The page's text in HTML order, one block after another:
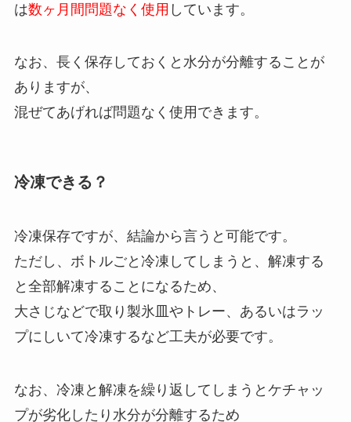
は数ヶ月間問題なく使用 しています。
なお、長く保存しておくと水分が分離することが
ありますが、
混ぜてあげれば問題なく使用できます。
冷凍できる？
冷凍保存ですが、結論から言うと可能です。
ただし、ボトルごと冷凍してしまうと、解凍する
と全部解凍することになるため、
大さじなどで取り製氷皿やトレー、あるいはラッ
プにしいて冷凍するなど工夫が必要です。
なお、冷凍と解凍を繰り返してしまうとケチャッ
プが劣化したり水分が分離するため